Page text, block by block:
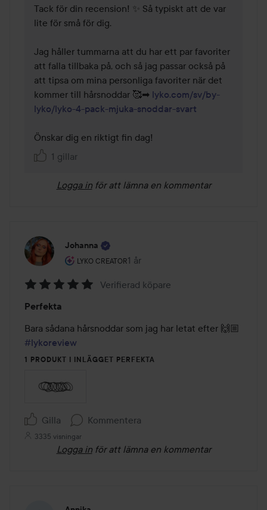
Tack för din recension! ✨ Så typiskt att de var
lite för små för dig.
Jag håller tummarna att du har ett par favoriter
att falla tillbaka på, och så jag passar också på
att tipsa om mina personliga favoriter när det
kommer till hårsnoddar 🥰➡ lyko.com/sv/by-
lyko/lyko-4-pack-mjuka-snoddar-svart
Önskar dig en riktigt fin dag!
1 gillar
Logga in för att lämna en kommentar
Johanna
LYKO CREATOR
Användarens roll: Lyko Creator.
1 år
Inlägget skapades 1 år
5
av
5
Verifierad köpare
Perfekta
#lykoreview
1 PRODUKT I INLÄGGET PERFEKTA
Gilla Kommentera
3335 visningar
Logga in för att lämna en kommentar